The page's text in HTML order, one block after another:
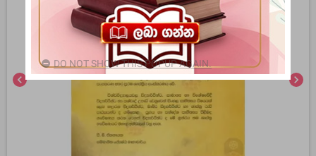
chevron_left chevron_right
DO NOT SHOW THIS POPUP AGAIN.